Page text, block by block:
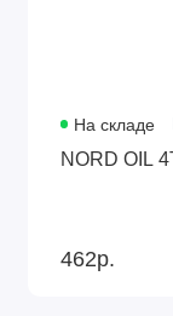
На складе
462р.